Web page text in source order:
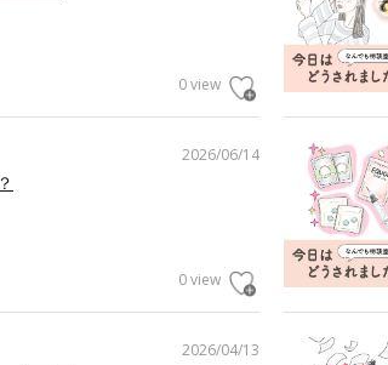
0 view
2026/06/14
0 view
2026/04/13